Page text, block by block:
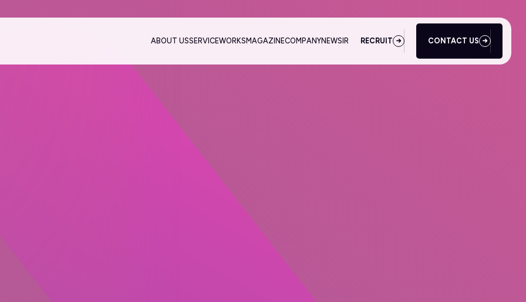
ABOUT USSERVICEWORKS MAGAZINECOMPANYNEWS IR RECRUIT CONTACT US